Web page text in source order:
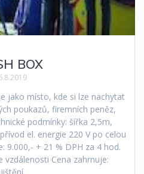
BOX
jako místo, kde si lze nachytat
poukazů, firemních peněz,
podmínky: šířka 2,5m,
el. energie 220 V po celou
9.000,- + 21 % DPH za 4 hod.
vzdálenosti Cena zahrnuje: